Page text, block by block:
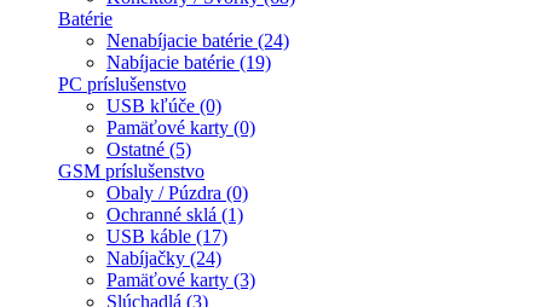
Batérie
Nenabíjacie batérie (24)
Nabíjacie batérie (19)
PC príslušenstvo
USB kľúče (0)
Pamäťové karty (0)
Ostatné (5)
GSM príslušenstvo
Obaly / Púzdra (0)
Ochranné sklá (1)
USB káble (17)
Nabíjačky (24)
Pamäťové karty (3)
Slúchadlá (3)